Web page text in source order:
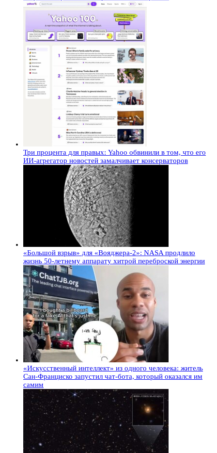
Три процента для правых: Yahoo обвинили в том, что его
ИИ-агрегатор новостей замалчивает консерваторов
«Большой взрыв» для «Вояджера-2»: NASA продлило
жизнь 50-летнему аппарату хитрой переброской энергии
«Искусственный интеллект» из одного человека: житель
Сан-Франциско запустил чат-бота, который оказался им
самим